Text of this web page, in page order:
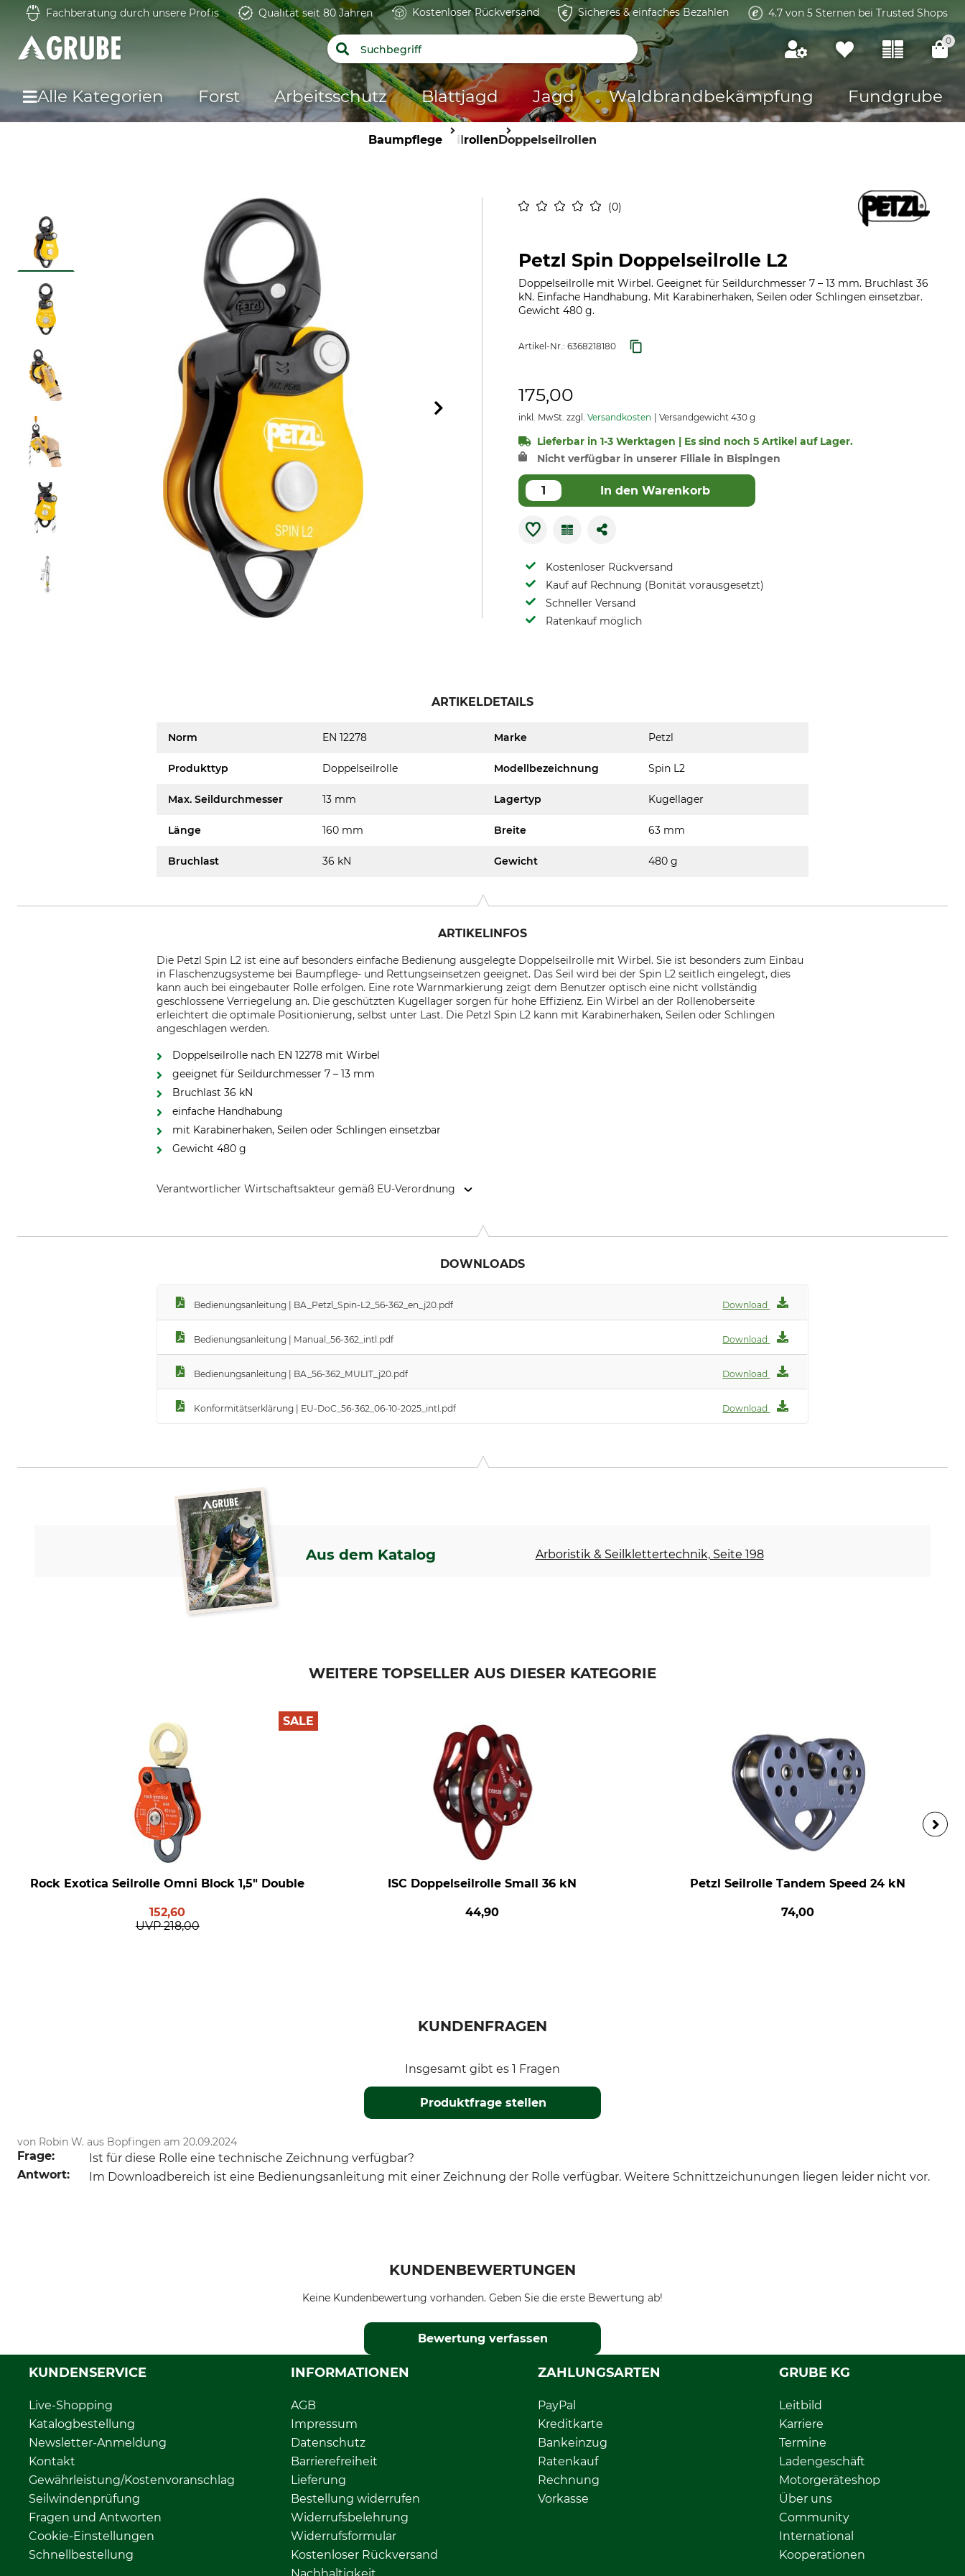
Fachberatung durch unsere Profis Qualität seit 80 Jahren Kostenloser Rückversand Sicheres & einfaches Bezahlen 4.7 von 5 Sternen bei Trusted Shops
0
Alle Kategorien Forst Arbeitsschutz Blattjagd Jagd Waldbrandbekämpfung Fundgrube
Baumpflege SeilrollenDoppelseilrollen
0
Petzl Spin Doppelseilrolle L2
Doppelseilrolle mit Wirbel. Geeignet für Seildurchmesser 7 – 13 mm. Bruchlast 36
kN. Einfache Handhabung. Mit Karabinerhaken, Seilen oder Schlingen einsetzbar.
Gewicht 480 g.
Artikel-Nr.: 6368218180
175,00
inkl. MwSt. zzgl. Versandkosten Versandgewicht 430 g
Lieferbar in 1-3 Werktagen | Es sind noch 5 Artikel auf Lager.
Nicht verfügbar in unserer Filiale in Bispingen
In den Warenkorb
Kostenloser Rückversand
Kauf auf Rechnung (Bonität vorausgesetzt)
Schneller Versand
Ratenkauf möglich
ARTIKELDETAILS
Norm EN 12278 Marke Petzl
Produkttyp Doppelseilrolle Modellbezeichnung Spin L2
Max. Seildurchmesser 13 mm Lagertyp Kugellager
Länge 160 mm Breite 63 mm
Bruchlast 36 kN Gewicht 480 g
ARTIKELINFOS
Die Petzl Spin L2 ist eine auf besonders einfache Bedienung ausgelegte Doppelseilrolle mit Wirbel. Sie ist besonders zum Einbau
in Flaschenzugsysteme bei Baumpflege- und Rettungseinsetzen geeignet. Das Seil wird bei der Spin L2 seitlich eingelegt, dies
kann auch bei eingebauter Rolle erfolgen. Eine rote Warnmarkierung zeigt dem Benutzer optisch eine nicht vollständig
geschlossene Verriegelung an. Die geschützten Kugellager sorgen für hohe Effizienz. Ein Wirbel an der Rollenoberseite
erleichtert die optimale Positionierung, selbst unter Last. Die Petzl Spin L2 kann mit Karabinerhaken, Seilen oder Schlingen
angeschlagen werden.
Doppelseilrolle nach EN 12278 mit Wirbel
geeignet für Seildurchmesser 7 – 13 mm
Bruchlast 36 kN
einfache Handhabung
mit Karabinerhaken, Seilen oder Schlingen einsetzbar
Gewicht 480 g
Verantwortlicher Wirtschaftsakteur gemäß EU-Verordnung
DOWNLOADS
Bedienungsanleitung | BA_Petzl_Spin-L2_56-362_en_j20.pdf Download
Bedienungsanleitung | Manual_56-362_intl.pdf Download
Bedienungsanleitung | BA_56-362_MULIT_j20.pdf Download
Konformitätserklärung | EU-DoC_56-362_06-10-2025_intl.pdf Download
Aus dem Katalog Arboristik & Seilklettertechnik, Seite 198
WEITERE TOPSELLER AUS DIESER KATEGORIE
SALE
Rock Exotica Seilrolle Omni Block 1,5" Double
152,60
UVP 218,00
ISC Doppelseilrolle Small 36 kN
44,90
Petzl Seilrolle Tandem Speed 24 kN
74,00
KUNDENFRAGEN
Insgesamt gibt es 1 Fragen
Produktfrage stellen
von Robin W. aus Bopfingen am 20.09.2024
Frage:
Ist für diese Rolle eine technische Zeichnung verfügbar?
Antwort:
Im Downloadbereich ist eine Bedienungsanleitung mit einer Zeichnung der Rolle verfügbar. Weitere Schnittzeichunungen liegen leider nicht vor.
KUNDENBEWERTUNGEN
Keine Kundenbewertung vorhanden. Geben Sie die erste Bewertung ab!
Bewertung verfassen
KUNDENSERVICE
Live-Shopping
Katalogbestellung
Newsletter-Anmeldung
Kontakt
Gewährleistung/Kostenvoranschlag
Seilwindenprüfung
Fragen und Antworten
Cookie-Einstellungen
Schnellbestellung
INFORMATIONEN
AGB
Impressum
Datenschutz
Barrierefreiheit
Lieferung
Bestellung widerrufen
Widerrufsbelehrung
Widerrufsformular
Kostenloser Rückversand
ZAHLUNGSARTEN
PayPal
Kreditkarte
Bankeinzug
Ratenkauf
Rechnung
Vorkasse
GRUBE KG
Leitbild
Karriere
Termine
Ladengeschäft
Motorgeräteshop
Über uns
Community
International
Kooperationen